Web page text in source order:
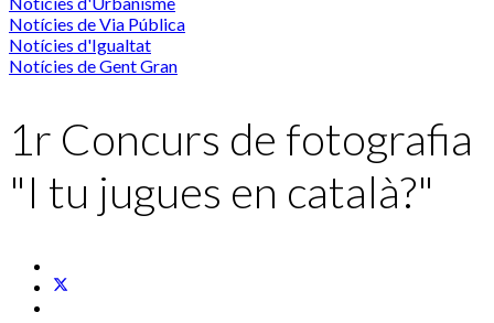
Notícies de Via Pública
Notícies d'Igualtat
Notícies de Gent Gran
1r Concurs de fotografia
"I tu jugues en català?"